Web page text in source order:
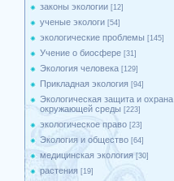
законы экологии [12]
ученые экологи [54]
экологические проблемы [145]
Учение о биосфере [31]
Экология человека [129]
Прикладная экология [94]
Экологическая защита и охрана
окружающей среды [223]
экологическое право [23]
Экология и общество [64]
медицинская экология [30]
растения [19]